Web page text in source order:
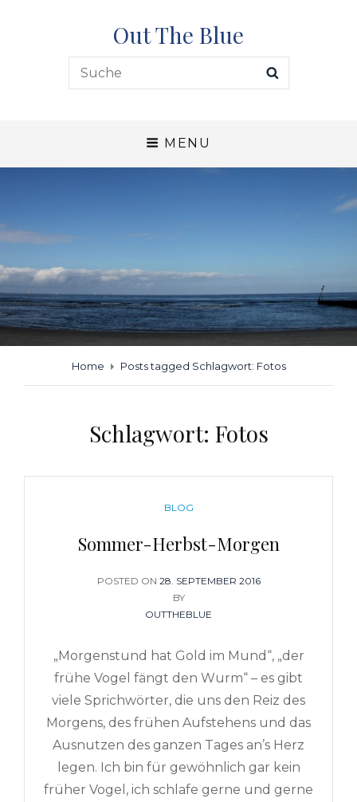
Out The Blue
Search
for:
MENU
Home Posts tagged Schlagwort: Fotos
Schlagwort: Fotos
CATEGORIES
BLOG
Sommer-Herbst-Morgen
POSTED ON POSTED
ON
28. SEPTEMBER 2016
BY
OUTTHEBLUE
„Morgenstund hat Gold im Mund“, „der
frühe Vogel fängt den Wurm“ – es gibt
viele Sprichwörter, die uns den Reiz des
Morgens, des frühen Aufstehens und das
Ausnutzen des ganzen Tages an’s Herz
legen. Ich bin für gewöhnlich gar kein
früher Vogel, ich schlafe gerne und gerne